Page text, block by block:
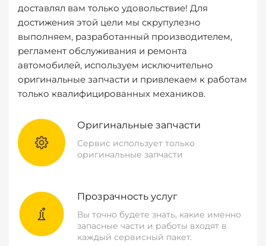
доставлял вам только удовольствие! Для
достижения этой цели мы скрупулезно
выполняем, разработанный производителем,
регламент обслуживания и ремонта
автомобилей, используем исключительно
оригинальные запчасти и привлекаем к работам
только квалифицированных механиков.
Оригинальные запчасти
Сервис использует только
оригинальные запчасти
Прозрачность услуг
Вы точно будете знать, какие именно
запасные части и работы входят в
каждый сервисный пакет.